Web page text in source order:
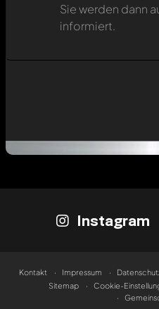
Sie werden dann
informiert.
Instagram
Kontakt Impressum
Sitemap
Cookie-